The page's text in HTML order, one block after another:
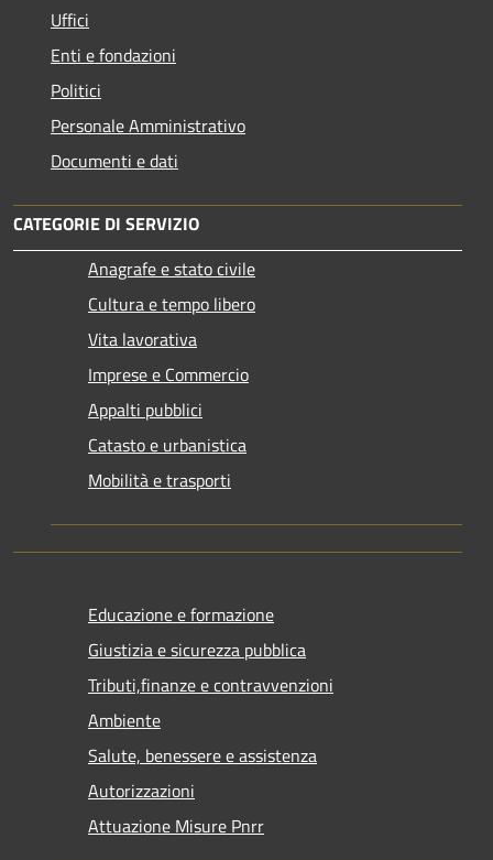
Uffici
Enti e fondazioni
Politici
Personale Amministrativo
Documenti e dati
CATEGORIE DI SERVIZIO
Anagrafe e stato civile
Cultura e tempo libero
Vita lavorativa
Imprese e Commercio
Appalti pubblici
Catasto e urbanistica
Mobilità e trasporti
Educazione e formazione
Giustizia e sicurezza pubblica
Tributi,finanze e contravvenzioni
Ambiente
Salute, benessere e assistenza
Autorizzazioni
Attuazione Misure Pnrr